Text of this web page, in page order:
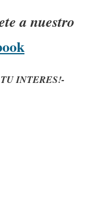
a nuestro
INTERES!-